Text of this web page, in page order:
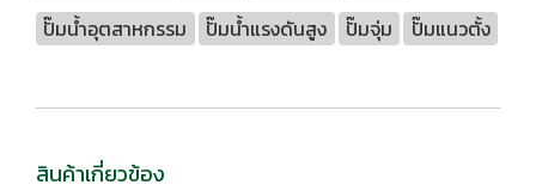
ปั๊มน้ำอุตสาหกรรม
ปั๊มน้ำแรงดันสูง ปั๊มจุ่ม ปั๊มแนวตั้ง
สินค้าเกี่ยวข้อง